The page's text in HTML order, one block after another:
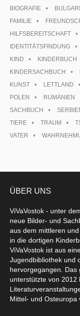
BIOGRAFIE
FAMILIE
HILFSBEREITSCHAFT
IDENTITÄTSFINDUNG
KIND
KINDERBUCH
KINDERSACHBUCH
KUNST
LETTLAND
POLEN
RUMÄNIEN
SACHBUCH
TIERE
TRAUM
VATER
ÜBER UNS
ViVaVostok - unter
neue Bilder- und
aus dem mittleren
in die dortigen
ViVaVostok ist aus
Jugendbibliothek und
hervorgegangen.
unterstützte von 2012
Mittel- und Osteuropa